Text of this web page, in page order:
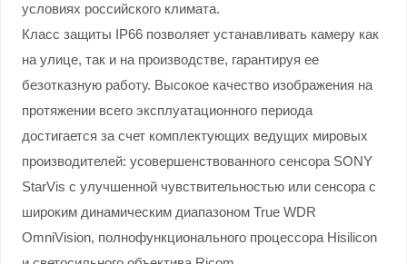
условиях российского климата.
Класс защиты IP66 позволяет устанавливать камеру как
на улице, так и на производстве, гарантируя ее
безотказную работу. Высокое качество изображения на
протяжении всего эксплуатационного периода
достигается за счет комплектующих ведущих мировых
производителей: усовершенствованного сенсора SONY
StarVis с улучшенной чувствительностью или сенсора с
широким динамическим диапазоном True WDR
OmniVision, полнофункционального процессора Hisilicon